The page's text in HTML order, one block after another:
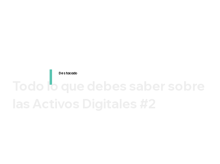
Destacado
Todo lo que debes saber sobre